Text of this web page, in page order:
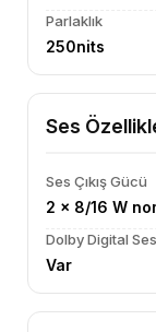
Parlaklık
250nits
Ses
Ses Çıkış Gücü
2 x 8/16 W
Dolby Digital Ses
Var